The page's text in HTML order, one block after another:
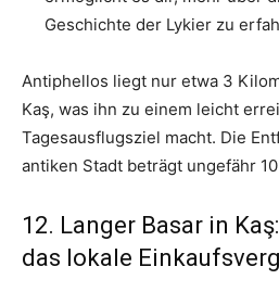
Geschichte der Lykier zu
Antiphellos liegt nur etwa 3
Kaş, was ihn zu einem leicht
Tagesausflugsziel macht. Die
antiken Stadt beträgt ungefähr
12. Langer Basar in
das lokale